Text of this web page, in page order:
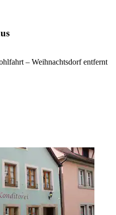
– Weihnachtsdorf entfernt